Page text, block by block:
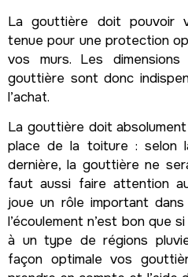
La gouttière doit pouvoir
tenue pour une protection
vos murs. Les dimensions
gouttière sont donc
l’achat.
La gouttière doit
place de la toiture : selon
dernière, la gouttière ne
faut aussi faire attention
joue un rôle important
l’écoulement n’est bon que
à un type de régions
façon optimale vos